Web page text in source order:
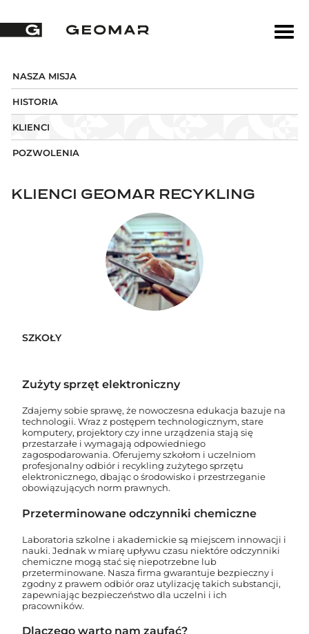
NASZA MISJA
HISTORIA
KLIENCI
POZWOLENIA
KLIENCI GEOMAR RECYKLING
SZKOŁY
Zużyty sprzęt elektroniczny
Zdajemy sobie sprawę, że nowoczesna edukacja bazuje na
technologii. Wraz z postępem technologicznym, stare
komputery, projektory czy inne urządzenia stają się
przestarzałe i wymagają odpowiedniego
zagospodarowania. Oferujemy szkołom i uczelniom
profesjonalny odbiór i recykling zużytego sprzętu
elektronicznego, dbając o środowisko i przestrzeganie
obowiązujących norm prawnych.
Przeterminowane odczynniki chemiczne
Laboratoria szkolne i akademickie są miejscem innowacji i
nauki. Jednak w miarę upływu czasu niektóre odczynniki
chemiczne mogą stać się niepotrzebne lub
przeterminowane. Nasza firma gwarantuje bezpieczny i
zgodny z prawem odbiór oraz utylizację takich substancji,
zapewniając bezpieczeństwo dla uczelni i ich
pracowników.
Dlaczego warto nam zaufać?